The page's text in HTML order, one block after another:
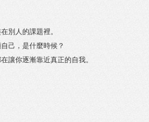
別人的課題裡。
己，是什麼時候？
讓你逐漸靠近真正的自我。